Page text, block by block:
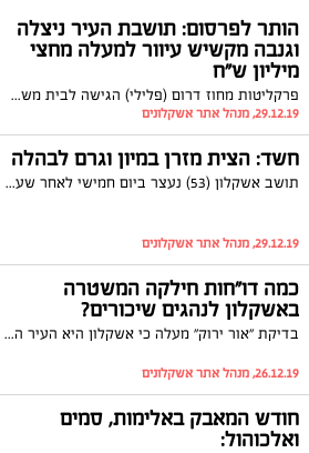
הותר לפרסום: תושבת העיר ניצלה
וגנבה מקשיש עיוור למעלה מחצי
מיליון ש"ח
פרקליטות מחוז דרום (פלילי) הגישה לבית משפט השלום בב"ש כתב אישום נגד ענת דיין, תושבת אשקלון בת 47, אשר גנבה סכום של למעלה מ-600,000 ₪ מניצול שואה עיוור בן 83, עת הועסקה בביתו. עו"ד לימור-רוט חזן, המייצג את הקשיש: "הנאשמת שימשה עיניים לקשיש העיוור וניצלה זאת על מנת להותיר אותו בחוסר כל"
29.12.19, מנהל אתר אשקלונים
חשד: הצית מזרן במיון וגרם לבהלה
תושב אשקלון (53) נעצר ביום חמישי לאחר שעל פי החשד הצית מזרן בחדר המיון שבבית החולים "ברזילי" בעיר. עירנות המאבטחים מנעה נזק כבד והחשוד הועבר לחקירה
29.12.19, מנהל אתר אשקלונים
כמה דו"חות חילקה המשטרה
באשקלון לנהגים שיכורים?
בדיקת "אור ירוק" מעלה כי אשקלון היא העיר השישית בארץ בכמות הדו"חות שחולקו לנהגים שנהגו תחת השפעת אלכוהול/סמים בשנת 2018. מדובר בעליה של 30% בכמות הדוחות שחולקו בהשוואה לשנת 2017
26.12.19, מנהל אתר אשקלונים
חודש המאבק באלימות, סמים
ואלכוהול: